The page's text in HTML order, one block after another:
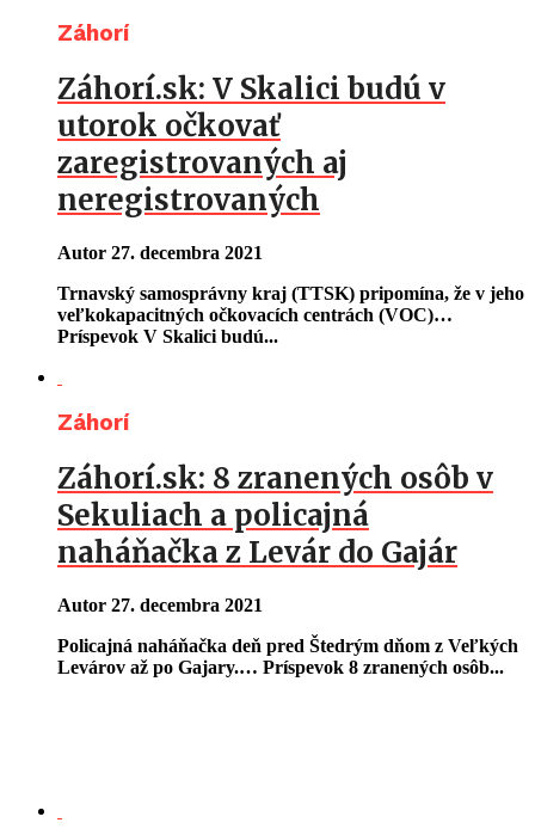
Záhorí
Záhorí.sk: V Skalici budú v
utorok očkovať
zaregistrovaných aj
neregistrovaných
Autor 27. decembra 2021
Trnavský samosprávny kraj (TTSK) pripomína, že v jeho
veľkokapacitných očkovacích centrách (VOC)…
Príspevok V Skalici budú...
Záhorí
Záhorí.sk: 8 zranených osôb v
Sekuliach a policajná
naháňačka z Levár do Gajár
Autor 27. decembra 2021
Policajná naháňačka deň pred Štedrým dňom z Veľkých
Levárov až po Gajary.… Príspevok 8 zranených osôb...